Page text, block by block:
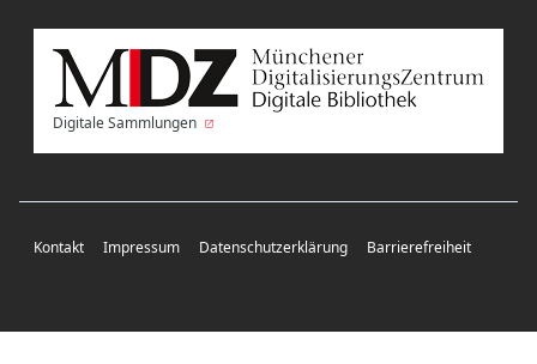
Digitale Sammlungen
Kontakt Impressum Datenschutzerklärung Barrierefreiheit